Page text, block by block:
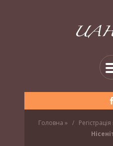
Головна » Регістрація